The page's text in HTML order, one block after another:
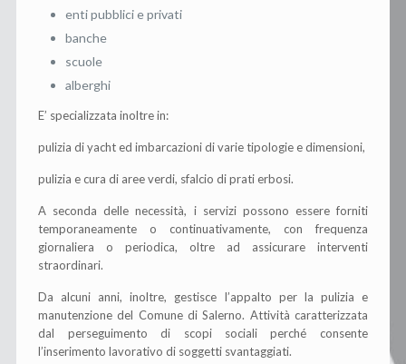
enti pubblici e privati
banche
scuole
alberghi
E’ specializzata inoltre in:
pulizia di yacht ed imbarcazioni di varie tipologie e dimensioni,
pulizia e cura di aree verdi, sfalcio di prati erbosi.
A seconda delle necessità, i servizi possono essere forniti
temporaneamente o continuativamente, con frequenza
giornaliera o periodica, oltre ad assicurare interventi
straordinari.
Da alcuni anni, inoltre, gestisce l’appalto per la pulizia e
manutenzione del Comune di Salerno. Attività caratterizzata
dal perseguimento di scopi sociali perché consente
l’inserimento lavorativo di soggetti svantaggiati.